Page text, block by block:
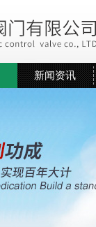
新闻资讯